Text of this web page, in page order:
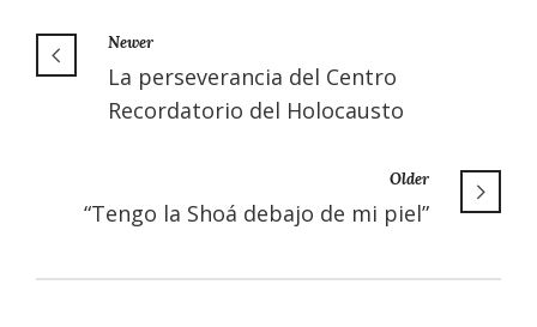
Newer
La perseverancia del Centro
Recordatorio del Holocausto
Older
“Tengo la Shoá debajo de mi piel”